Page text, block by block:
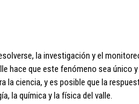
la investigación y el
hace que este fenómeno sea único
la ciencia, y es posible que la
la química y la física del valle.